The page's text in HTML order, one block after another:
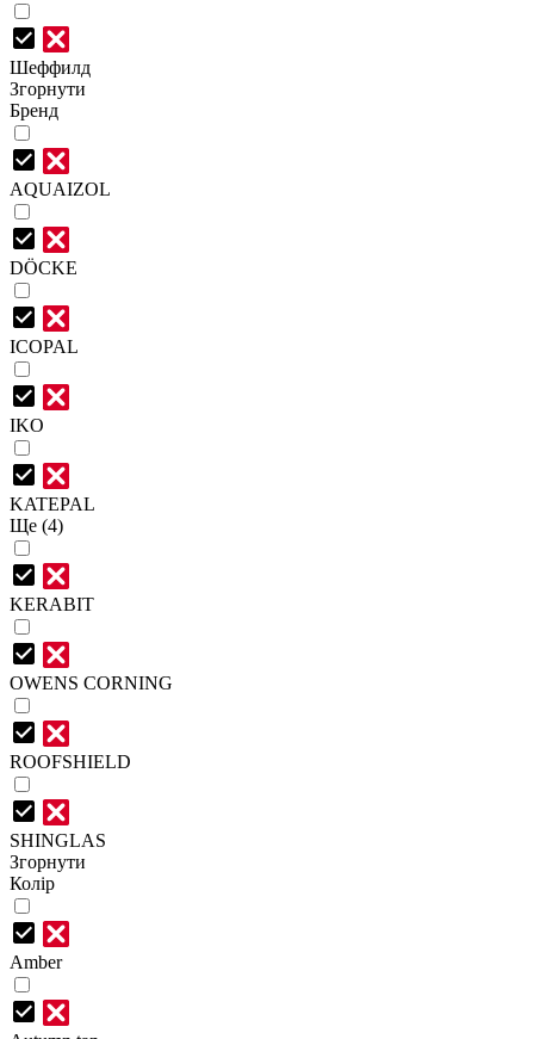
Шеффилд
Згорнути
Бренд
AQUAIZOL
DÖCKE
ICOPAL
IKO
KATEPAL
Ще (4)
KERABIT
OWENS CORNING
ROOFSHIELD
SHINGLAS
Згорнути
Колір
Amber